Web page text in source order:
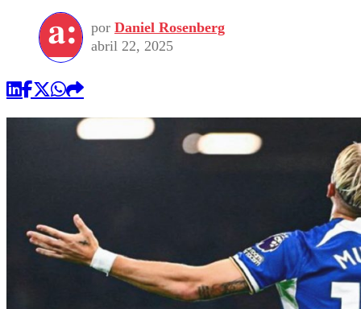
por Daniel Rosenberg
abril 22, 2025